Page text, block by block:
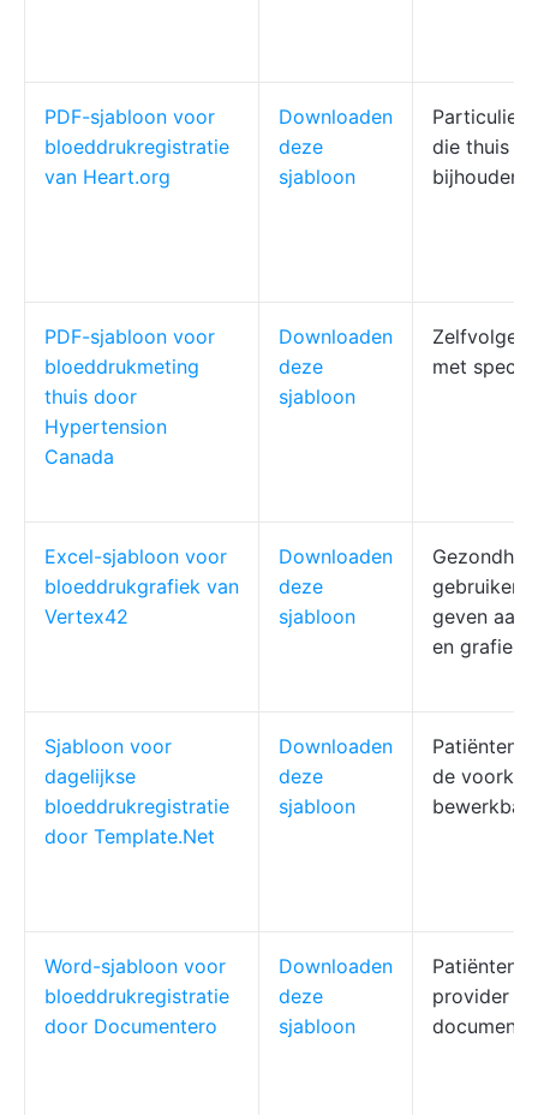
PDF-sjabloon voor
bloeddrukregistratie
van Heart.org
Downloaden
deze
sjabloon
die thuis
bijhouden
PDF-sjabloon voor
bloeddrukmeting
thuis door
Hypertension
Canada
Downloaden
deze
sjabloon
met
Excel-sjabloon voor
bloeddrukgrafiek van
Vertex42
Downloaden
deze
sjabloon
gebruikers
geven aan
en
Sjabloon voor
dagelijkse
bloeddrukregistratie
door Template.Net
Downloaden
deze
sjabloon
Patiënten
de
Word-sjabloon voor
bloeddrukregistratie
door Documentero
Downloaden
deze
sjabloon
Patiënten,
provider